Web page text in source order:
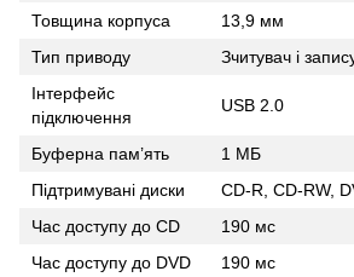
Товщина корпуса
13,9 мм
Тип приводу
Зчитувач і
Інтерфейс
підключення
USB 2.0
Буферна пам’ять
1 МБ
Підтримувані диски
CD-R, CD-RW,
Час доступу до CD
190 мс
Час доступу до DVD
190 мс